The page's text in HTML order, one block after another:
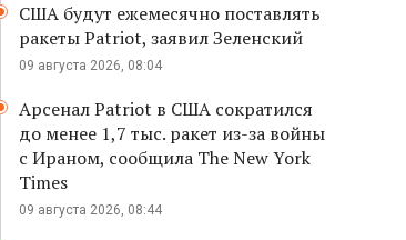
США будут ежемесячно поставлять
ракеты Patriot, заявил Зеленский
09 августа 2026, 08:04
Арсенал Patriot в США сократился
до менее 1,7 тыс. ракет из-за войны
с Ираном, сообщила The New York
Times
09 августа 2026, 08:44